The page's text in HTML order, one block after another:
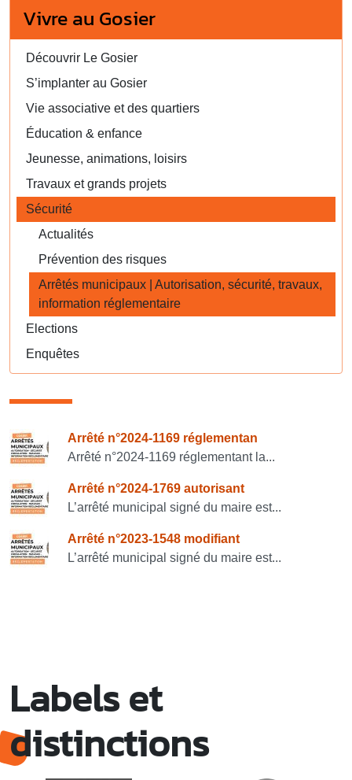
Vivre au Gosier
Découvrir Le Gosier
S’implanter au Gosier
Vie associative et des quartiers
Éducation & enfance
Jeunesse, animations, loisirs
Travaux et grands projets
Sécurité
Actualités
Prévention des risques
Arrêtés municipaux | Autorisation, sécurité, travaux,
information réglementaire
Elections
Enquêtes
Consulter également
Arrêté n°2024-1169 réglementan
Arrêté n°2024-1169 réglementant la...
Arrêté n°2024-1769 autorisant
L’arrêté municipal signé du maire est...
Arrêté n°2023-1548 modifiant
L’arrêté municipal signé du maire est...
Labels et
distinctions